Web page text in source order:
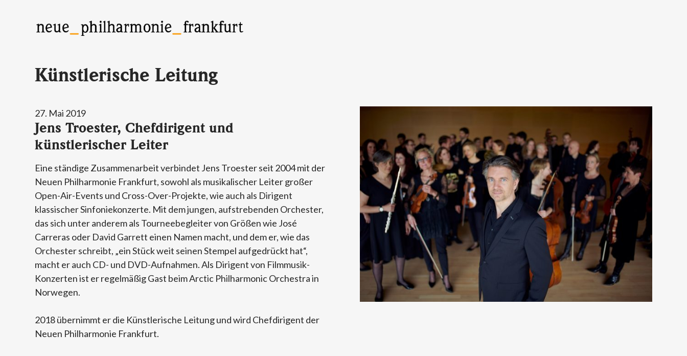
Künstlerische Leitung
27. Mai 2019
Jens Troester, Chefdirigent und
künstlerischer Leiter
Eine ständige Zusammenarbeit verbindet Jens Troester seit 2004 mit der
Neuen Philharmonie Frankfurt, sowohl als musikalischer Leiter großer
Open-Air-Events und Cross-Over-Projekte, wie auch als Dirigent
klassischer Sinfoniekonzerte. Mit dem jungen, aufstrebenden Orchester,
das sich unter anderem als Tourneebegleiter von Größen wie José
Carreras oder David Garrett einen Namen macht, und dem er, wie das
Orchester schreibt, „ein Stück weit seinen Stempel aufgedrückt hat“,
macht er auch CD- und DVD-Aufnahmen. Als Dirigent von Filmmusik-
Konzerten ist er regelmäßig Gast beim Arctic Philharmonic Orchestra in
Norwegen.
2018 übernimmt er die Künstlerische Leitung und wird Chefdirigent der
Neuen Philharmonie Frankfurt.